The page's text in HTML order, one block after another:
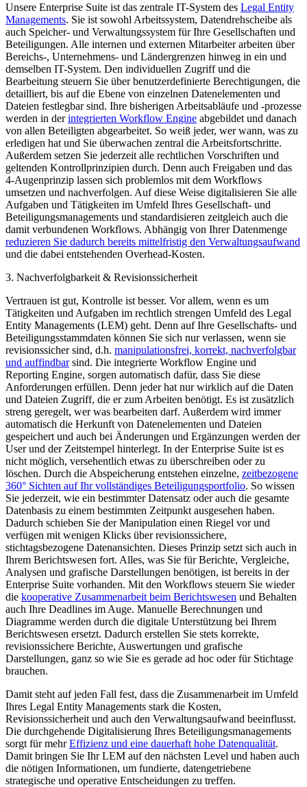
Unsere Enterprise Suite ist das zentrale IT-System des Legal Entity
Managements. Sie ist sowohl Arbeitssystem, Datendrehscheibe als
auch Speicher- und Verwaltungssystem für Ihre Gesellschaften und
Beteiligungen. Alle internen und externen Mitarbeiter arbeiten über
Bereichs-, Unternehmens- und Ländergrenzen hinweg in ein und
demselben IT-System. Den individuellen Zugriff und die
Bearbeitung steuern Sie über benutzerdefinierte Berechtigungen, die
detailliert, bis auf die Ebene von einzelnen Datenelementen und
Dateien festlegbar sind. Ihre bisherigen Arbeitsabläufe und -prozesse
werden in derintegrierten Workflow Engine abgebildet und danach
von allen Beteiligten abgearbeitet. So weiß jeder, wer wann, was zu
erledigen hat und Sie überwachen zentral die Arbeitsfortschritte.
Außerdem setzen Sie jederzeit alle rechtlichen Vorschriften und
geltenden Kontrollprinzipien durch. Denn auch Freigaben und das
4-Augenprinzip lassen sich problemlos mit dem Workflows
umsetzen und nachverfolgen. Auf diese Weise digitalisieren Sie alle
Aufgaben und Tätigkeiten im Umfeld Ihres Gesellschaft- und
Beteiligungsmanagements und standardisieren zeitgleich auch die
damit verbundenen Workflows. Abhängig von Ihrer Datenmenge
reduzieren Sie dadurch bereits mittelfristig den Verwaltungsaufwand
und die dabei entstehenden Overhead-Kosten.
3. Nachverfolgbarkeit & Revisionssicherheit
Vertrauen ist gut, Kontrolle ist besser. Vor allem, wenn es um
Tätigkeiten und Aufgaben im rechtlich strengen Umfeld des Legal
Entity Managements (LEM) geht. Denn auf Ihre Gesellschafts- und
Beteiligungsstammdaten können Sie sich nur verlassen, wenn sie
revisionssicher sind, d.h. manipulationsfrei, korrekt, nachverfolgbar
und auffindbarsind. Die integrierte Workflow Engine und
Reporting Engine, sorgen automatisch dafür, dass Sie diese
Anforderungen erfüllen. Denn jeder hat nur wirklich auf die Daten
und Dateien Zugriff, die er zum Arbeiten benötigt. Es ist zusätzlich
streng geregelt, wer was bearbeiten darf. Außerdem wird immer
automatisch die Herkunft von Datenelementen und Dateien
gespeichert und auch bei Änderungen und Ergänzungen werden der
User und der Zeitstempel hinterlegt. In der Enterprise Suite ist es
nicht möglich, versehentlich etwas zu überschreiben oder zu
löschen. Durch die Abspeicherung entstehen einzelne, zeitbezogene
360° Sichten auf Ihr vollständiges Beteiligungsportfolio. So wissen
Sie jederzeit, wie ein bestimmter Datensatz oder auch die gesamte
Datenbasis zu einem bestimmten Zeitpunkt ausgesehen haben.
Dadurch schieben Sie der Manipulation einen Riegel vor und
verfügen mit wenigen Klicks über revisionssichere,
stichtagsbezogene Datenansichten. Dieses Prinzip setzt sich auch in
Ihrem Berichtswesen fort. Alles, was Sie für Berichte, Vergleiche,
Analysen und grafische Darstellungen benötigen, ist bereits in der
Enterprise Suite vorhanden. Mit den Workflows steuern Sie wieder
die kooperative Zusammenarbeit beim Berichtswesen und Behalten
auch Ihre Deadlines im Auge. Manuelle Berechnungen und
Diagramme werden durch die digitale Unterstützung bei Ihrem
Berichtswesen ersetzt. Dadurch erstellen Sie stets korrekte,
revisionssichere Berichte, Auswertungen und grafische
Darstellungen, ganz so wie Sie es gerade ad hoc oder für Stichtage
brauchen.
Damit steht auf jeden Fall fest, dass die Zusammenarbeit im Umfeld
Ihres Legal Entity Managements stark die Kosten,
Revisionssicherheit und auch den Verwaltungsaufwand beeinflusst.
Die durchgehende Digitalisierung Ihres Beteiligungsmanagements
sorgt für mehrEffizienz und eine dauerhaft hohe Datenqualität.
Damit bringen Sie Ihr LEM auf den nächsten Level und haben auch
die nötigen Informationen, um fundierte, datengetriebene
strategische und operative Entscheidungen zu treffen.